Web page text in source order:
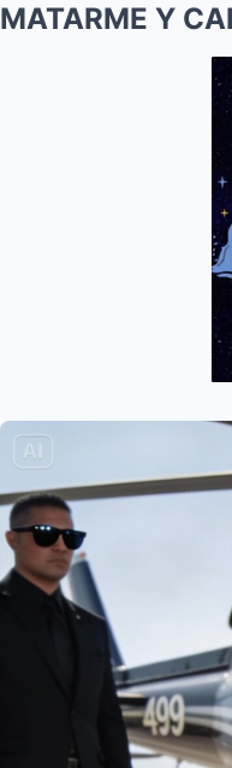
MATARME Y